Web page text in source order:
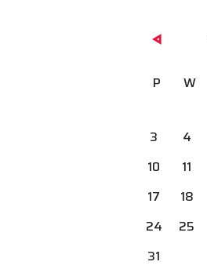
P W
3
4
10
11
17
18
24
25
31